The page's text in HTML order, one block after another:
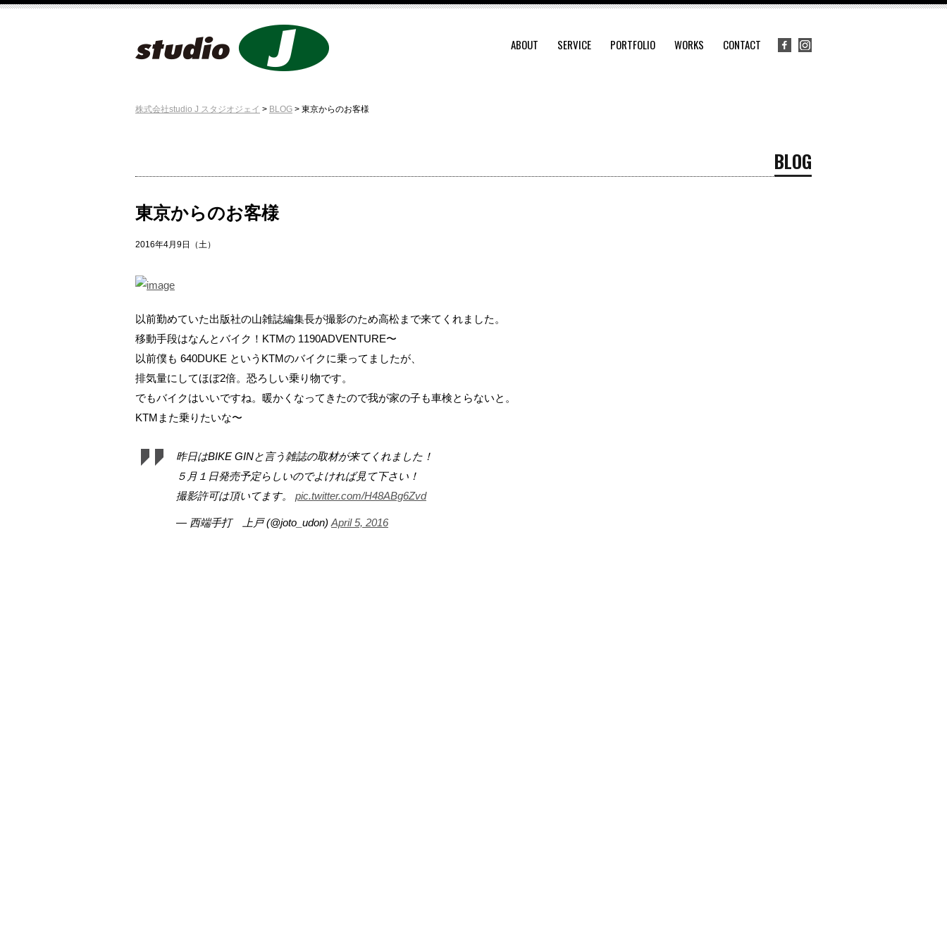
ABOUT SERVICE PORTFOLIO WORKS CONTACT
株式会社studio J スタジオジェイ > BLOG > 東京からのお客様
BLOG
東京からのお客様
2016年4月9日（土）
以前勤めていた出版社の山雑誌編集長が撮影のため高松まで来てくれました。
移動手段はなんとバイク！KTMの 1190ADVENTURE〜
以前僕も 640DUKE というKTMのバイクに乗ってましたが、
排気量にしてほぼ2倍。恐ろしい乗り物です。
でもバイクはいいですね。暖かくなってきたので我が家の子も車検とらないと。
KTMまた乗りたいな〜
昨日はBIKE GINと言う雑誌の取材が来てくれました！
５月１日発売予定らしいのでよければ見て下さい！
撮影許可は頂いてます。 pic.twitter.com/H48ABg6Zvd
— 西端手打 上戸 (@joto_udon) April 5, 2016